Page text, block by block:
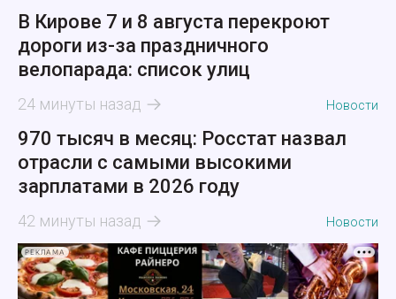
В Кирове 7 и 8 августа перекроют
дороги из-за праздничного
велопарада: список улиц
24 минуты назад Новости
970 тысяч в месяц: Росстат назвал
отрасли с самыми высокими
зарплатами в 2026 году
42 минуты назад Новости
РЕКЛАМА